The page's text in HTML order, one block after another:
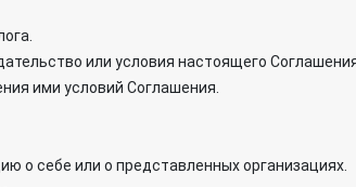
или условия настоящего
ими условий Соглашения.
о себе или о представленных организациях.